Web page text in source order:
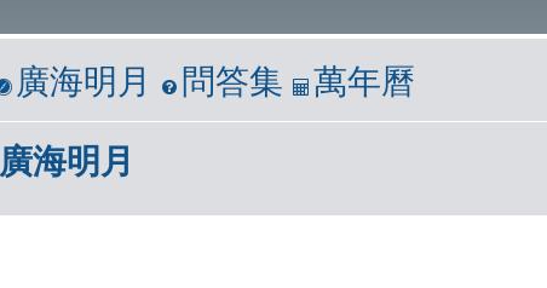
廣海明月 問答集 萬年曆
廣海明月